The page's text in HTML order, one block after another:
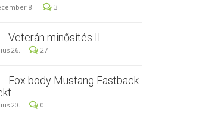
8. 3
Veterán minősítés II.
26. 27
Fox body Mustang Fastback
20. 0